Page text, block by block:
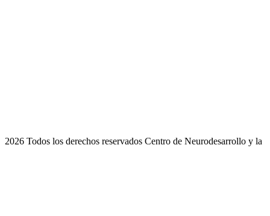
2026 Todos los derechos reservados Centro de Neurodesarrollo y la